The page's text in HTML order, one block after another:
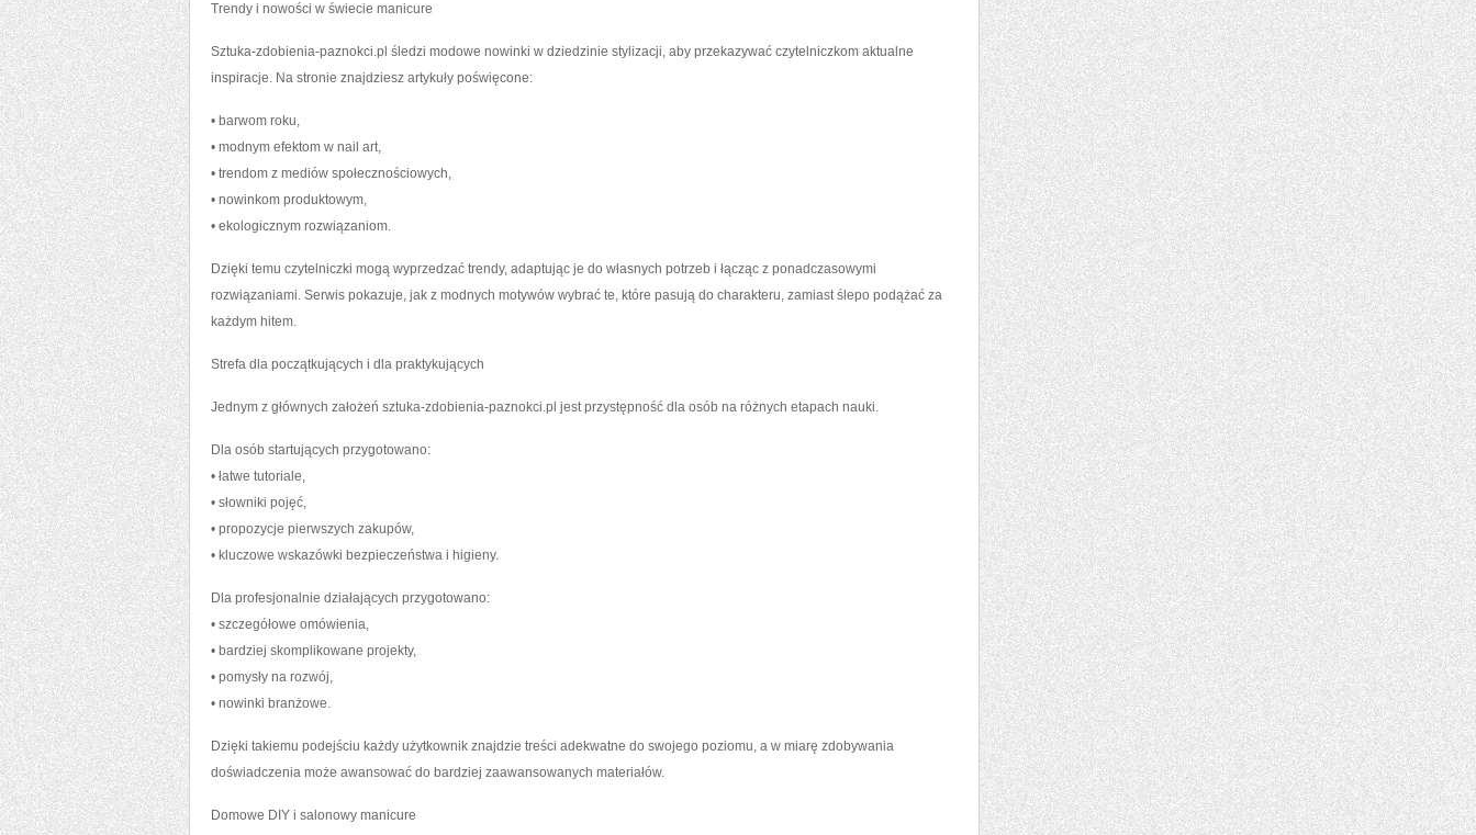
Trendy i nowości w świecie manicure
Sztuka-zdobienia-paznokci.pl śledzi modowe nowinki w dziedzinie stylizacji, aby przekazywać czytelniczkom aktualne
inspiracje. Na stronie znajdziesz artykuły poświęcone:
• barwom roku,
• modnym efektom w nail art,
• trendom z mediów społecznościowych,
• nowinkom produktowym,
• ekologicznym rozwiązaniom.
Dzięki temu czytelniczki mogą wyprzedzać trendy, adaptując je do własnych potrzeb i łącząc z ponadczasowymi
rozwiązaniami. Serwis pokazuje, jak z modnych motywów wybrać te, które pasują do charakteru, zamiast ślepo podążać za
każdym hitem.
Strefa dla początkujących i dla praktykujących
Jednym z głównych założeń sztuka-zdobienia-paznokci.pl jest przystępność dla osób na różnych etapach nauki.
Dla osób startujących przygotowano:
• łatwe tutoriale,
• słowniki pojęć,
• propozycje pierwszych zakupów,
• kluczowe wskazówki bezpieczeństwa i higieny.
Dla profesjonalnie działających przygotowano:
• szczegółowe omówienia,
• bardziej skomplikowane projekty,
• pomysły na rozwój,
• nowinki branżowe.
Dzięki takiemu podejściu każdy użytkownik znajdzie treści adekwatne do swojego poziomu, a w miarę zdobywania
doświadczenia może awansować do bardziej zaawansowanych materiałów.
Domowe DIY i salonowy manicure